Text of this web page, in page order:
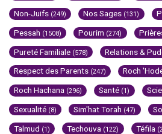
Non-Juifs (249) Nos Sages (131)
Pessah (1508) Pourim (274)
Pureté Familiale (578) Relations &
Respect des Parents (247) Roch
Roch Hachana (296) Santé (1)
Sexualité (8) Sim'hat Torah (47)
Talmud (1) Techouva (122) Téfila